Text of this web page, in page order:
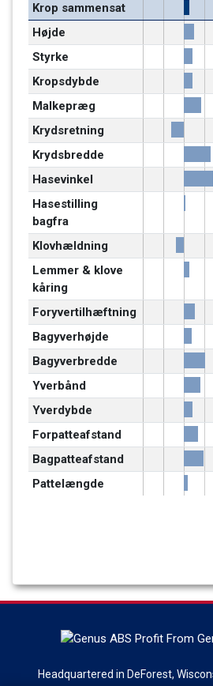
Krop sammensat
Højde
Styrke
Kropsdybde
Malkepræg
Krydsretning
Krydsbredde
Hasevinkel
Hasestilling
bagfra
Klovhældning
Lemmer & klove
kåring
Foryvertilhæftning
Bagyverhøjde
Bagyverbredde
Yverbånd
Yverdybde
Forpatteafstand
Bagpatteafstand
Pattelængde
Headquartered in DeForest,